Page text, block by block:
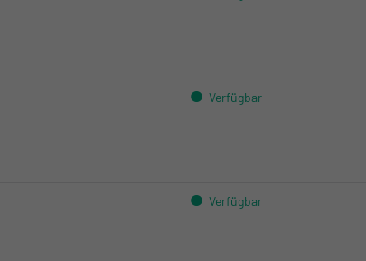
Verfügbar
Verfügbar